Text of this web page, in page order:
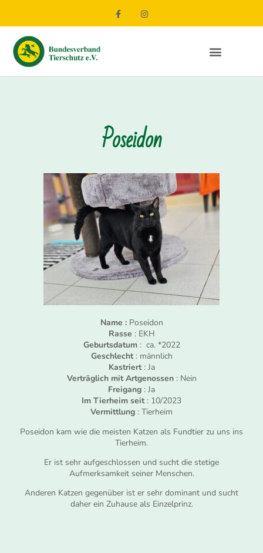
Poseidon
Name :Poseidon
Rasse : EKH
Geburtsdatum: ca. *2022
Geschlecht: männlich
Kastriert: Ja
Verträglich mit Artgenossen: Nein
Freigang : Ja
Im Tierheim seit: 10/2023
Vermittlung : Tierheim
Poseidon kam wie die meisten Katzen als Fundtier zu uns ins
Tierheim.
Er ist sehr aufgeschlossen und sucht die stetige
Aufmerksamkeit seiner Menschen.
Anderen Katzen gegenüber ist er sehr dominant und sucht
daher ein Zuhause als Einzelprinz.